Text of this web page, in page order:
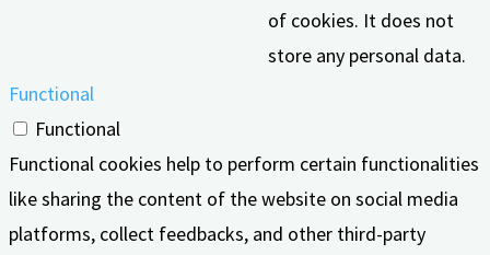
of cookies. It does not
store any personal data.
Functional
Functional
Functional cookies help to perform certain functionalities
like sharing the content of the website on social media
platforms, collect feedbacks, and other third-party